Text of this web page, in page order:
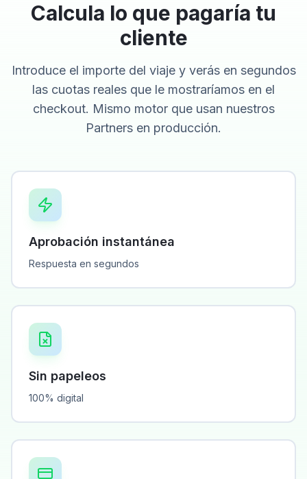
Calcula lo que pagaría tu
cliente
Introduce el importe del viaje y verás en segundos
las cuotas reales que le mostraríamos en el
checkout. Mismo motor que usan nuestros
Partners en producción.
Aprobación instantánea
Respuesta en segundos
Sin papeleos
100% digital